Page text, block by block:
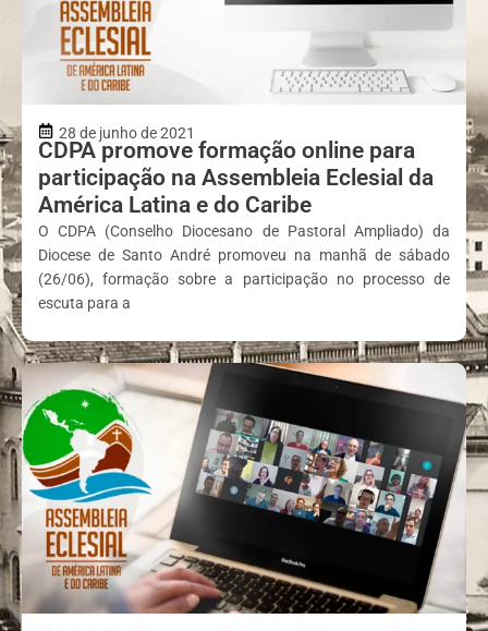
28 de junho de 2021
CDPA promove formação online para
participação na Assembleia Eclesial da
América Latina e do Caribe
O CDPA (Conselho Diocesano de Pastoral Ampliado) da
Diocese de Santo André promoveu na manhã de sábado
(26/06), formação sobre a participação no processo de
escuta para a